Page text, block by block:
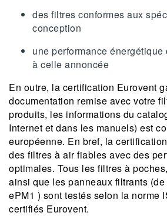
des filtres conformes aux
conception
une performance
à celle annoncée
En outre, la certification Eurovent
documentation remise avec votre
produits, les informations du
Internet et dans les manuels) est
européenne. En bref, la
des filtres à air fiables avec des
optimales. Tous les filtres à
ainsi que les panneaux filtrants
ePM1 ) sont testés selon la norme
certifiés Eurovent.